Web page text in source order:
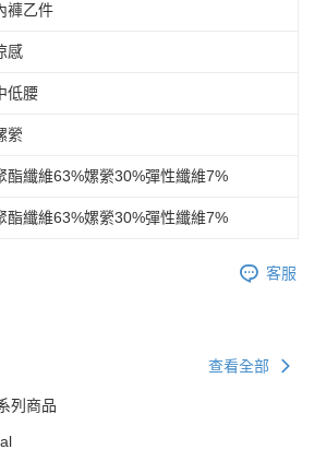
褲乙件
感
低腰
縈
酯纖維63%嫘縈30%彈性纖維7%
酯纖維63%嫘縈30%彈性纖維7%
客服
查看全部
列商品